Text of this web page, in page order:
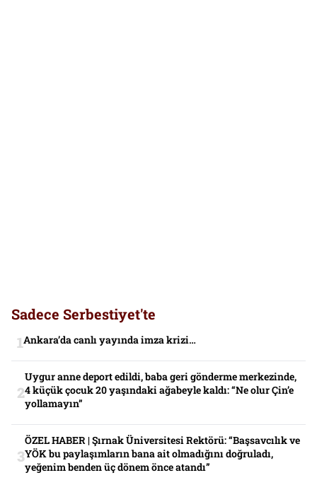
Sadece Serbestiyet'te
Ankara’da canlı yayında imza krizi…
Uygur anne deport edildi, baba geri gönderme merkezinde,
4 küçük çocuk 20 yaşındaki ağabeyle kaldı: “Ne olur Çin’e
yollamayın”
ÖZEL HABER | Şırnak Üniversitesi Rektörü: “Başsavcılık ve
YÖK bu paylaşımların bana ait olmadığını doğruladı,
yeğenim benden üç dönem önce atandı”